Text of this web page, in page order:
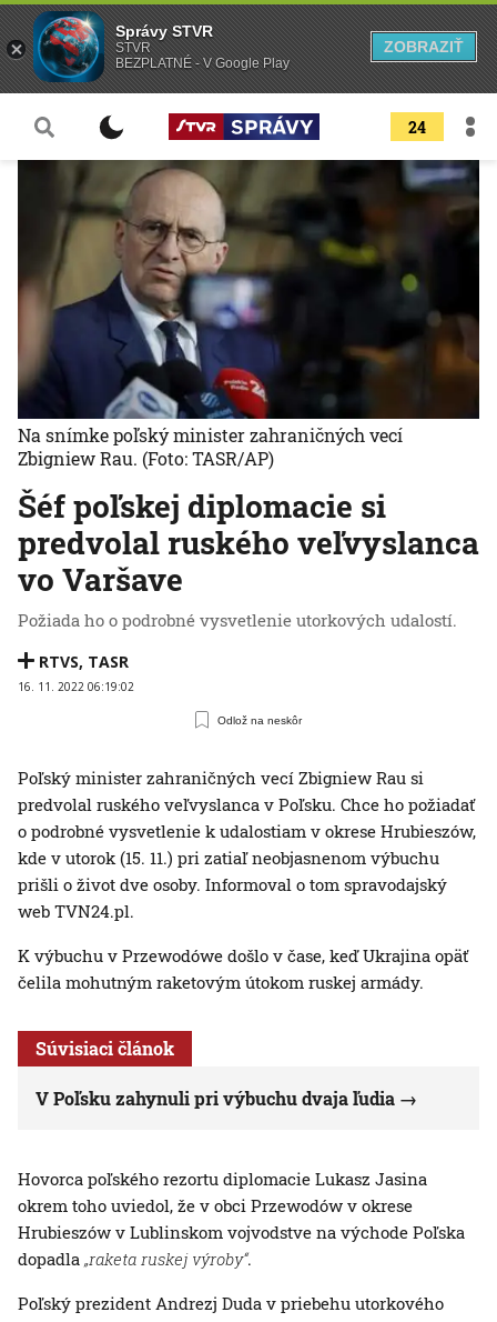
24
Šéf poľskej diplomacie si
predvolal ruského veľvyslanca
vo Varšave
Požiada ho o podrobné vysvetlenie utorkových udalostí.
RTVS, TASR
16. 11. 2022 06:19:02
Odlož na neskôr
Na snímke poľský minister zahraničných vecí
Zbigniew Rau. (Foto: TASR/AP)
Poľský minister zahraničných vecí Zbigniew Rau si
predvolal ruského veľvyslanca v Poľsku. Chce ho požiadať
o podrobné vysvetlenie k udalostiam v okrese Hrubieszów,
kde v utorok (15. 11.) pri zatiaľ neobjasnenom výbuchu
prišli o život dve osoby. Informoval o tom spravodajský
web TVN24.pl.
K výbuchu v Przewodówe došlo v čase, keď Ukrajina opäť
čelila mohutným raketovým útokom ruskej armády.
Súvisiaci článok
V Poľsku zahynuli pri výbuchu dvaja ľudia
Hovorca poľského rezortu diplomacie Lukasz Jasina
okrem toho uviedol, že v obci Przewodów v okrese
Hrubieszów v Lublinskom vojvodstve na východe Poľska
dopadla „raketa ruskej výroby“.
Poľský prezident Andrezj Duda v priebehu utorkového
Správy STVR
STVR
BEZPLATNÉ - V Google Play
ZOBRAZIŤ